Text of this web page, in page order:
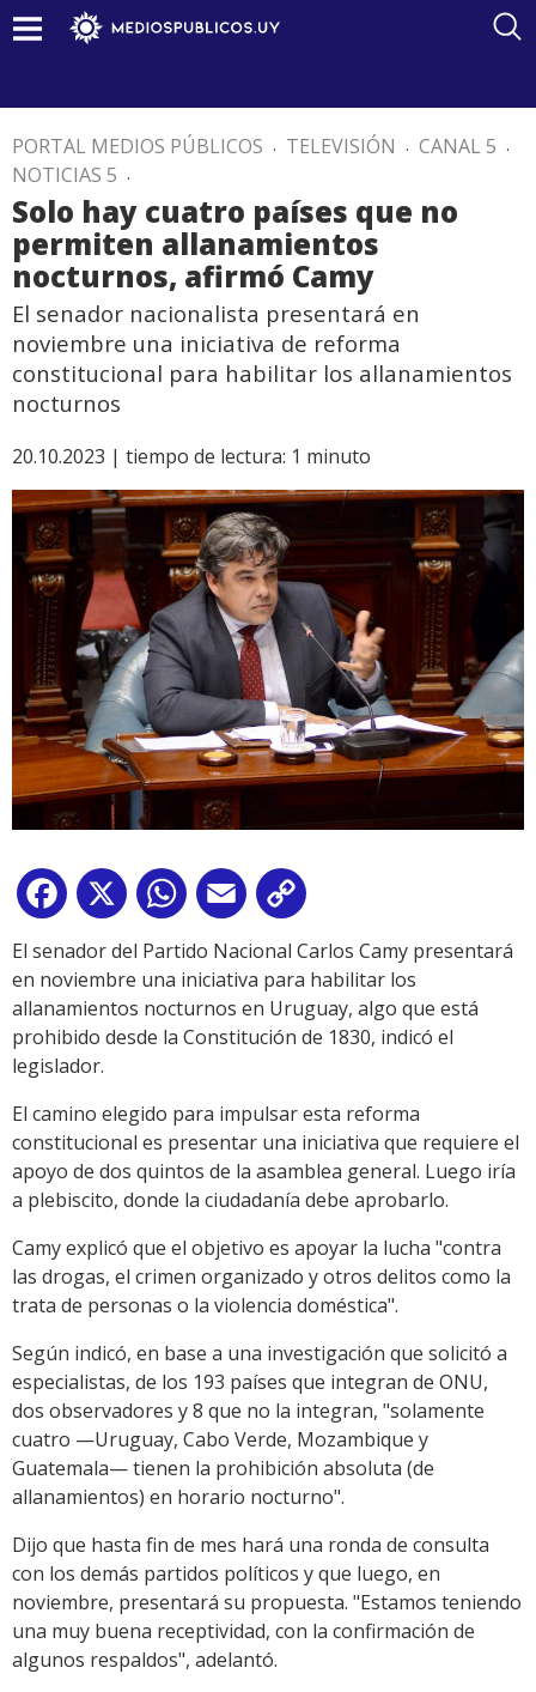
PORTAL MEDIOS PÚBLICOS . TELEVISIÓN . CANAL 5 .
NOTICIAS 5 .
Solo hay cuatro países que no
permiten allanamientos
nocturnos, afirmó Camy
El senador nacionalista presentará en
noviembre una iniciativa de reforma
constitucional para habilitar los allanamientos
nocturnos
20.10.2023 | tiempo de lectura: 1 minuto
Facebook
X WhatsApp
Email
Link
El senador del Partido Nacional Carlos Camy presentará
en noviembre una iniciativa para habilitar los
allanamientos nocturnos en Uruguay, algo que está
prohibido desde la Constitución de 1830, indicó el
legislador.
El camino elegido para impulsar esta reforma
constitucional es presentar una iniciativa que requiere el
apoyo de dos quintos de la asamblea general. Luego iría
a plebiscito, donde la ciudadanía debe aprobarlo.
Camy explicó que el objetivo es apoyar la lucha "contra
las drogas, el crimen organizado y otros delitos como la
trata de personas o la violencia doméstica".
Según indicó, en base a una investigación que solicitó a
especialistas, de los 193 países que integran de ONU,
dos observadores y 8 que no la integran, "solamente
cuatro —Uruguay, Cabo Verde, Mozambique y
Guatemala— tienen la prohibición absoluta (de
allanamientos) en horario nocturno".
Dijo que hasta fin de mes hará una ronda de consulta
con los demás partidos políticos y que luego, en
noviembre, presentará su propuesta. "Estamos teniendo
una muy buena receptividad, con la confirmación de
algunos respaldos", adelantó.